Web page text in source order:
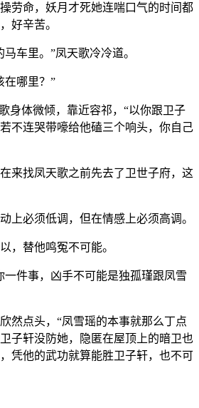
劳命，妖月才死她连喘口气的时间都
好辛苦。
车里。”凤天歌冷冷道。
在哪里？”
身体微倾，靠近容祁，“以你跟卫子
不连哭带嚎给他磕三个响头，你自己
来找凤天歌之前先去了卫世子府，这
上必须低调，但在情感上必须高调。
，替他鸣冤不可能。
一件事，凶手不可能是独孤瑾跟凤雪
然点头，“凤雪瑶的本事就那么丁点
子轩没防她，隐匿在屋顶上的暗卫也
凭他的武功就算能胜卫子轩，也不可